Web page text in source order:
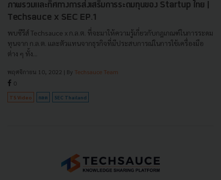
ภาพรวมและทิศทางการส่งเสริมการระดมทุนของ Startup ไทย |
Techsauce x SEC EP.1
พบซีรีส์ Techsauce x ก.ล.ต. ที่จะมาให้ความรู้เกี่ยวกับกฎเกณฑ์ในการระดม
ทุนจาก ก.ล.ต. และตัวแทนจากธุรกิจที่มีประสบการณ์ในการใช้เครื่องมือ
ต่าง ๆ ทั้ง...
พฤศจิกายน 10, 2022 | By Techsauce Team
0
TS Video กลต SEC Thailand